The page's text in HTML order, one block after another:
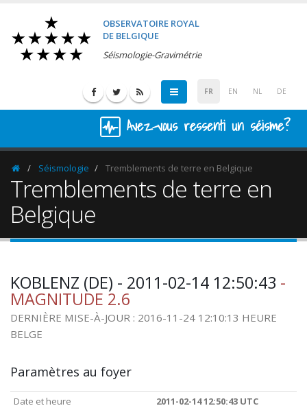
OBSERVATOIRE ROYAL
DE BELGIQUE
Séismologie-Gravimétrie
FR EN NL DE
Avez-vous ressenti un séisme?
HomepageSéismologie Tremblements de terre en Belgique
Tremblements de terre en
Belgique
KOBLENZ (DE) - 2011-02-14 12:50:43 -
MAGNITUDE 2.6
DERNIÈRE MISE-À-JOUR : 2016-11-24 12:10:13 HEURE
BELGE
Paramètres au foyer
Date et heure 2011-02-14 12:50:43 UTC